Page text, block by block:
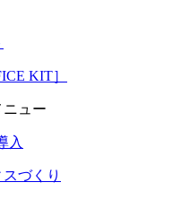
KIT］
ニュー
入
づくり